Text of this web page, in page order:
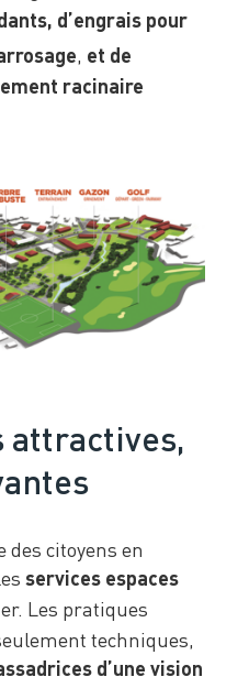
d’engrais pour
, et de
racinaire
attractives,
des citoyens en
services espaces
Les pratiques
techniques,
d’une vision